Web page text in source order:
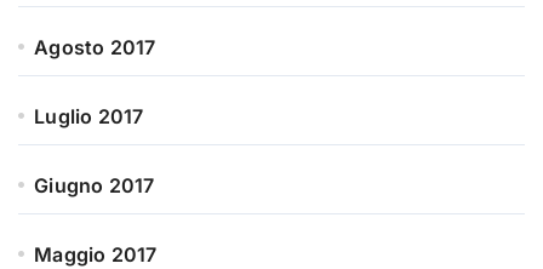
Agosto 2017
Luglio 2017
Giugno 2017
Maggio 2017